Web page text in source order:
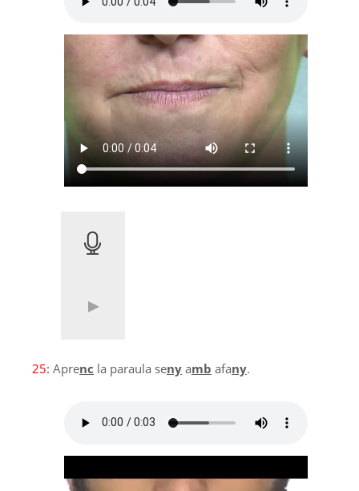
25: Aprenc la paraula seny amb afany.